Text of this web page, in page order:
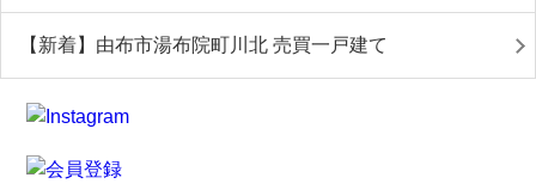
【新着】由布市湯布院町川北 売買一戸建て